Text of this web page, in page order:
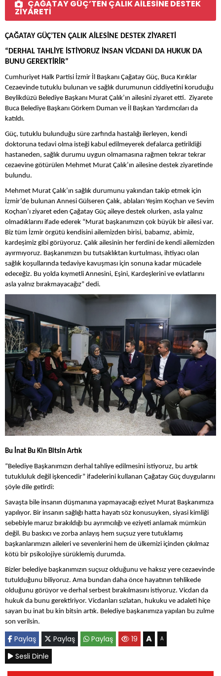
ÇAĞATAY GÜÇ’TEN ÇALIK AİLESİNE DESTEK
ZİYARETİ
ÇAĞATAY GÜÇ’TEN ÇALIK AİLESİNE DESTEK ZİYARETİ
“DERHAL TAHLİYE İSTİYORUZ İNSAN VİCDANI DA HUKUK DA
BUNU GEREKTİRİR”
Cumhuriyet Halk Partisi İzmir İl Başkanı Çağatay Güç, Buca Kırıklar
Cezaevinde tutuklu bulunan ve sağlık durumunun ciddiyetini koruduğu
Beylikdüzü Belediye Başkanı Murat Çalık’ın ailesini ziyaret etti. Ziyarete
Buca Belediye Başkanı Görkem Duman ve İl Başkan Yardımcıları da
katıldı.
Güç, tutuklu bulunduğu süre zarfında hastalığı ilerleyen, kendi
doktoruna tedavi olma isteği kabul edilmeyerek defalarca getirildiği
hastaneden, sağlık durumu uygun olmamasına rağmen tekrar tekrar
cezaevine götürülen Mehmet Murat Çalık’ın ailesine destek ziyaretinde
bulundu.
Mehmet Murat Çalık’ın sağlık durumunu yakından takip etmek için
İzmir’de bulunan Annesi Gülseren Çalık, ablaları Yeşim Koçhan ve Sevim
Koçhan’ı ziyaret eden Çağatay Güç aileye destek olurken, asla yalnız
olmadıklarını ifade ederek “Murat başkanımızın çok büyük bir ailesi var.
Biz tüm İzmir örgütü kendisini ailemizden birisi, babamız, abimiz,
kardeşimiz gibi görüyoruz. Çalık ailesinin her ferdini de kendi ailemizden
ayırmıyoruz. Başkanımızın bu tutsaklıktan kurtulması, ihtiyacı olan
sağlık koşullarında tedaviye kavuşması için sonuna kadar mücadele
edeceğiz. Bu yolda kıymetli Annesini, Eşini, Kardeşlerini ve evlatlarını
asla yalnız bırakmayacağız” dedi.
Bu İnat Bu Kin Bitsin Artık
“Belediye Başkanımızın derhal tahliye edilmesini istiyoruz, bu artık
tutukluluk değil işkencedir” ifadelerini kullanan Çağatay Güç duygularını
şöyle dile getirdi:
Savaşta bile insanın düşmanına yapmayacağı eziyet Murat Başkanımıza
yapılıyor. Bir insanın sağlığı hatta hayatı söz konusuyken, siyasi kimliği
sebebiyle maruz bırakıldığı bu ayrımcılığı ve eziyeti anlamak mümkün
değil. Bu baskıcı ve zorba anlayış hem suçsuz yere tutuklamış
başkanlarımızın aileleri ve sevenlerini hem de ülkemizi içinden çıkılmaz
kötü bir psikolojiye sürüklemiş durumda.
Bizler belediye başkanımızın suçsuz olduğunu ve haksız yere cezaevinde
tutulduğunu biliyoruz. Ama bundan daha önce hayatının tehlikede
olduğunu görüyor ve derhal serbest bırakılmasını istiyoruz. Vicdan da
hukuk da bunu gerektiriyor. Vicdanları sızlatan, hukuku ve adaleti hiçe
sayan bu inat bu kin bitsin artık. Belediye başkanımıza yapılan bu zulme
son verilsin.
Paylaş Paylaş Paylaş 19 A A
Sesli Dinle